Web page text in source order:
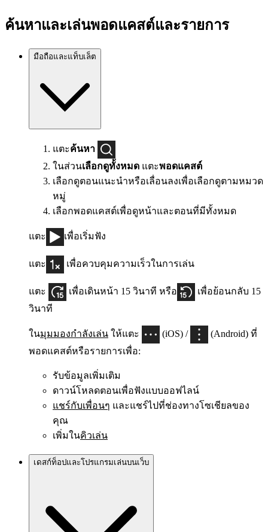
ค้นหาและเล่นพอดแคสต์และรายการ
มือถือและแท็บเล็ต
แตะค้นหา
ในส่วนเลือกดูทั้งหมด แตะพอดแคสต์
เลือกดูตอนแนะนำหรือเลื่อนลงเพื่อเลือกดูตามหมวด
หมู่
เลือกพอดแคสต์เพื่อดูหน้าและตอนที่มีทั้งหมด
แตะ เพื่อเริ่มฟัง
แตะ เพื่อควบคุมความเร็วในการเล่น
แตะ เพื่อเดินหน้า 15 วินาที หรือ
เพื่อย้อนกลับ 15
วินาที
ในมุมมองกำลังเล่น ให้แตะ (iOS) /
(Android) ที่
พอดแคสต์หรือรายการเพื่อ:
รับข้อมูลเพิ่มเติม
ดาวน์โหลดตอนเพื่อฟังแบบออฟไลน์
แชร์กับเพื่อนๆ และแชร์ไปที่ช่องทางโซเชียลของ
คุณ
เพิ่มในคิวเล่น
เดสก์ท็อปและโปรแกรมเล่นบนเว็บ